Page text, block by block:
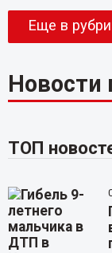
Еще в
Новости
ТОП